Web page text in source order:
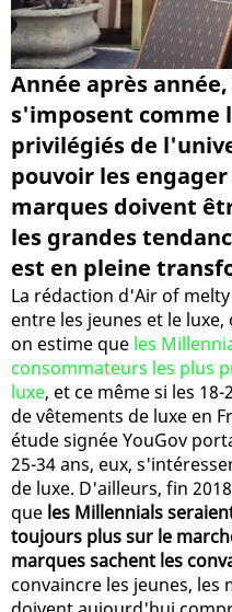
Année après
s'imposent comme
privilégiés de
pouvoir les
marques doivent
les grandes
est en pleine
La rédaction d'Air of
entre les jeunes et le
on estime que les
consommateurs les plus
luxe, et ce même si les
de vêtements de luxe en
étude signée YouGov
25-34 ans, eux,
de luxe. D'ailleurs, fin
que les Millennials
toujours plus sur le
marques sachent les
convaincre les jeunes, les